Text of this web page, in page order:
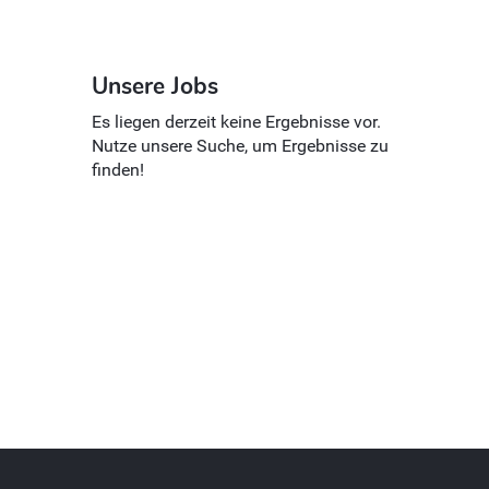
Unsere Jobs
Es liegen derzeit keine Ergebnisse vor.
Nutze unsere Suche, um Ergebnisse zu
finden!